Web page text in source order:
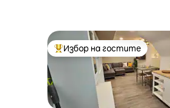
Най-популярен избор на
Избор на гостите